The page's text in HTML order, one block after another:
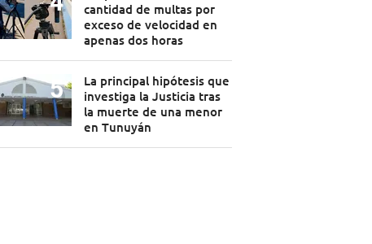
cantidad de multas por
exceso de velocidad en
apenas dos horas
La principal hipótesis que
investiga la Justicia tras
la muerte de una menor
en Tunuyán